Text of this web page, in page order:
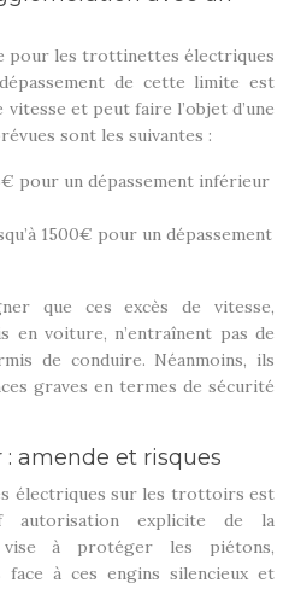
pour les trottinettes électriques
de cette limite est
et peut faire l’objet d’une
sont les suivantes :
pour un dépassement inférieur
1500€ pour un dépassement
que ces excès de vitesse,
en voiture, n’entraînent pas de
de conduire. Néanmoins, ils
graves en termes de sécurité
amende et risques
électriques sur les trottoirs est
autorisation explicite de la
à protéger les piétons,
face à ces engins silencieux et